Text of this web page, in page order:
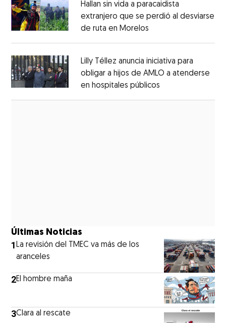
Hallan sin vida a paracaidista
extranjero que se perdió al desviarse
de ruta en Morelos
Lilly Téllez anuncia iniciativa para
obligar a hijos de AMLO a atenderse
en hospitales públicos
Últimas Noticias
1La revisión del TMEC va más de los
aranceles
2El hombre maña
3Clara al rescate